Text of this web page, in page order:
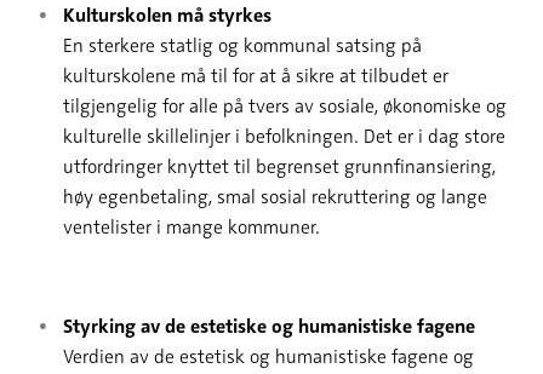
Kulturskolen må styrkes
En sterkere statlig og kommunal satsing på
kulturskolene må til for at å sikre at tilbudet er
tilgjengelig for alle på tvers av sosiale, økonomiske og
kulturelle skillelinjer i befolkningen. Det er i dag store
utfordringer knyttet til begrenset grunnfinansiering,
høy egenbetaling, smal sosial rekruttering og lange
ventelister i mange kommuner.
Styrking av de estetiske og humanistiske fagene
Verdien av de estetisk og humanistiske fagene og